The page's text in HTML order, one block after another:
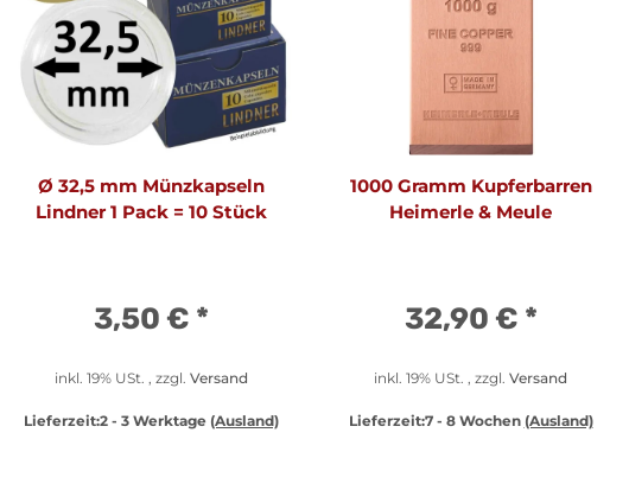
Ø 32,5 mm Münzkapseln
Lindner 1 Pack = 10 Stück
3,50 € *
inkl. 19% USt. , zzgl. Versand
Lieferzeit:2 - 3 Werktage (Ausland)
1000 Gramm Kupferbarren
Heimerle & Meule
32,90 € *
inkl. 19% USt. , zzgl. Versand
Lieferzeit:7 - 8 Wochen (Ausland)